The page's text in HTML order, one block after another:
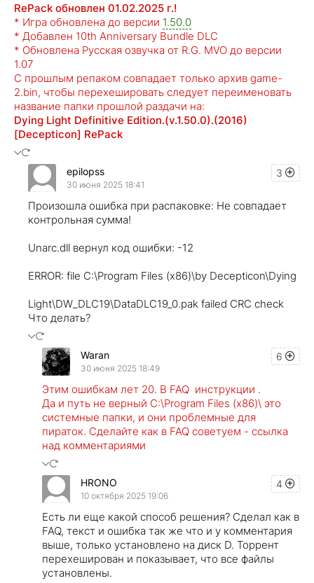
RePack обновлен 01.02.2025 г.!
* Игра обновлена до версии 1.50.0
* Добавлен 10th Anniversary Bundle DLC
* Обновлена Русская озвучка от R.G. MVO до версии
1.07
С прошлым репаком совпадает только архив game-
2.bin, чтобы перехешировать следует переименовать
название папки прошлой раздачи на:
Dying Light Definitive Edition.(v.1.50.0).(2016)
[Decepticon] RePack
3
epilopss
30 июня 2025 18:41
Произошла ошибка при распаковке: Не совпадает
контрольная сумма!
Unarc.dll вернул код ошибки: -12
ERROR: file C:\Program Files (x86)\by Decepticon\Dying
Light\DW_DLC19\DataDLC19_0.pak failed CRC check
Что делать?
6
Waran
30 июня 2025 18:49
Этим ошибкам лет 20. В FAQ инструкции .
Да и путь не верный C:\Program Files (x86)\ это
системные папки, и они проблемные для
пираток. Сделайте как в FAQ советуем - ссылка
над комментариями
4
HRONO
10 октября 2025 19:06
Есть ли еще какой способ решения? Сделал как в
FAQ, текст и ошибка так же что и у комментария
выше, только установлено на диск D. Торрент
перехеширован и показывает, что все файлы
установлены.